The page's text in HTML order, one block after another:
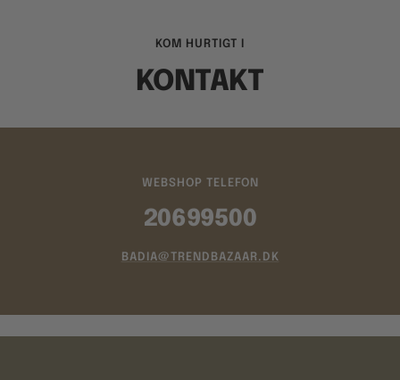
KOM HURTIGT I
KONTAKT
WEBSHOP TELEFON
20699500
BADIA@TRENDBAZAAR.DK